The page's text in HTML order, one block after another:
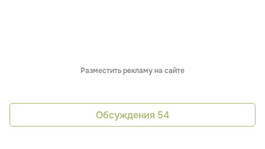
Разместить рекламу на сайте
Обсуждения 54